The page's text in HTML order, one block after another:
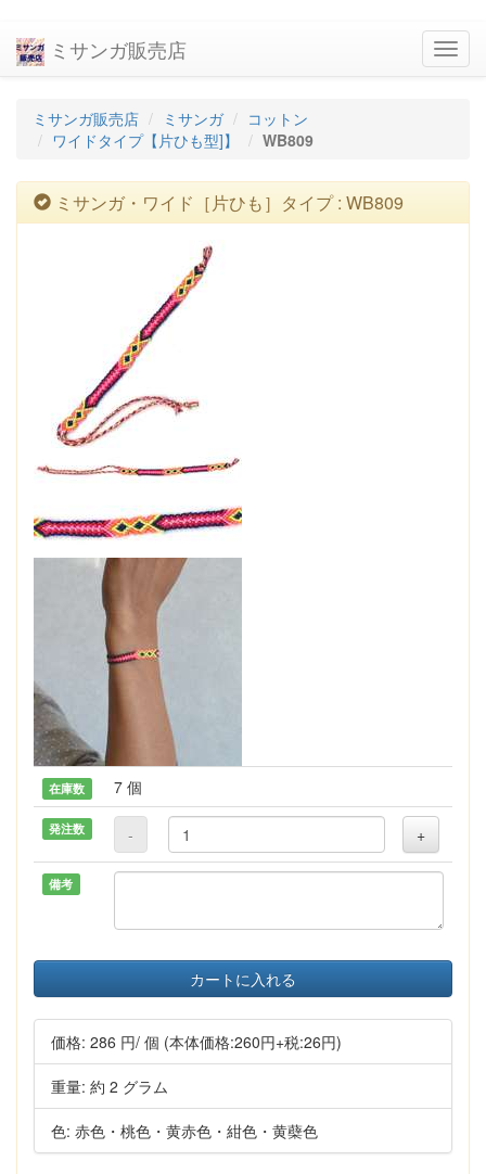
ミサンガ販売店
ミサンガ販売店 ミサンガ
コットン
ワイドタイプ【片ひも型]】
WB809
ミサンガ・ワイド［片ひも］タイプ : WB809
在庫数 7 個
発注数 - +
備考
カートに入れる
価格: 286 円/ 個 (本体価格:260円+税:26円)
重量: 約 2 グラム
色: 赤色・桃色・黄赤色・紺色・黄蘗色